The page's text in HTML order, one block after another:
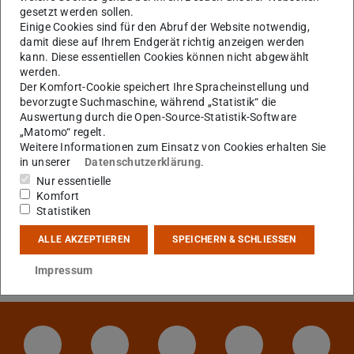
einem Jahresbericht einen Einblick über die
Personalratsarbeit in 2020 zu geben.
Den Jahresbericht können Sie hier (PDF-Datei)
(wird in neuem Tab
nachlesen.
gesetzt werden sollen.
Einige Cookies sind für den Abruf der Website notwendig,
damit diese auf Ihrem Endgerät richtig anzeigen werden
kann. Diese essentiellen Cookies können nicht abgewählt
werden.
Der Komfort-Cookie speichert Ihre Spracheinstellung und
bevorzugte Suchmaschine, während „Statistik“ die
Auswertung durch die Open-Source-Statistik-Software
„Matomo“ regelt.
Weitere Informationen zum Einsatz von Cookies erhalten Sie
in unserer
Datenschutzerklärung.
Nur essentielle
Komfort
Statistiken
ALLE AKZEPTIEREN SPEICHERN & SCHLIESSEN
Impressum